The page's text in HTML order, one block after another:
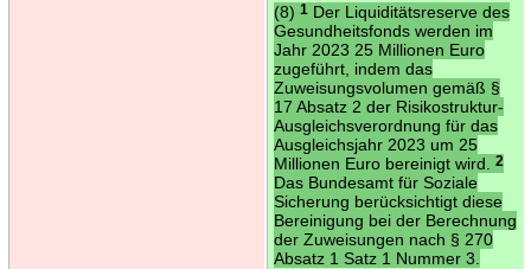
(8) 1Der Liquiditätsreserve des
Gesundheitsfonds werden im
Jahr 2023 25 Millionen Euro
zugeführt, indem das
Zuweisungsvolumen gemäß §
17 Absatz 2 der Risikostruktur-
Ausgleichsverordnung für das
Ausgleichsjahr 2023 um 25
Millionen Euro bereinigt wird.
2
Das Bundesamt für Soziale
Sicherung berücksichtigt diese
Bereinigung bei der Berechnung
der Zuweisungen nach § 270
Absatz 1 Satz 1 Nummer 3.